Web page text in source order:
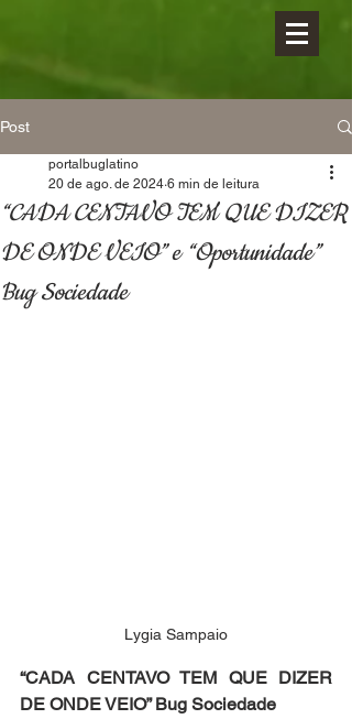
Post
“CADA CENTAVO TEM QUE DIZER
DE ONDE VEIO” e “Oportunidade”
Bug Sociedade
portalbuglatino
20 de ago. de 2024 6 min de leitura
Lygia Sampaio
“CADA CENTAVO TEM QUE DIZER
DE ONDE VEIO” Bug Sociedade